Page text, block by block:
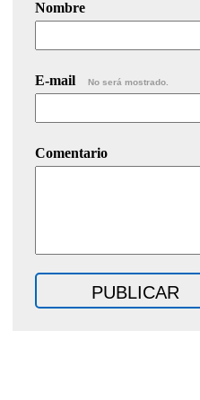
Nombre
E-mail No será mostrado.
Comentario